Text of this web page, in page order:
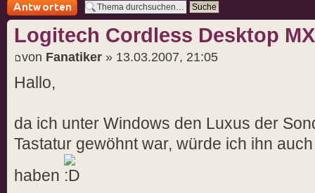
Antwort schreiben
Logitech Cordless Desktop
von Fanatiker » 13.03.2007, 21:05
Hallo,
da ich unter Windows den Luxus der
Tastatur gewöhnt war, würde ich ihn
haben